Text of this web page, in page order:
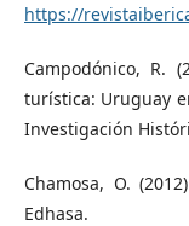
https://
Campodónico, R.
turística: Uruguay
Investigación
Chamosa, O.
Edhasa.